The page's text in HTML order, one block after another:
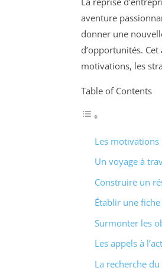
aventure
donner une
d’opportunités.
motivations, les
Table of Contents
Les motivations
Un voyage à
Construire un
Établir une
Surmonter les
Les appels à
La recherche